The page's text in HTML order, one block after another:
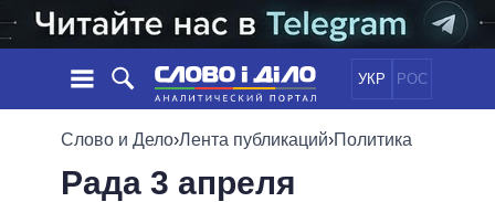
УКР РОС
НОВОСТИ
ЛЕНТА
ПОЛИТИКА
ОБЕЩАНИЯ
Слово и Дело›Лента публикаций›Политика
Рада 3 апреля